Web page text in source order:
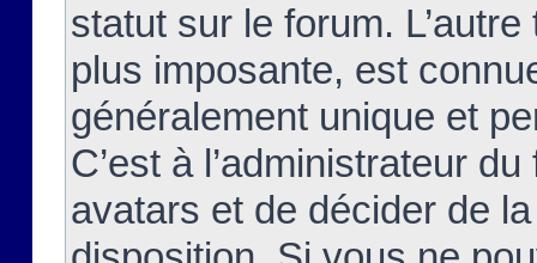
statut sur le forum.
plus imposante, est
généralement unique et
C’est à l’administrateur
avatars et de décider de